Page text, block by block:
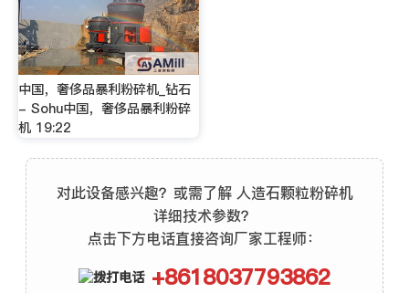
中国，奢侈品暴利粉碎机_钻石
- Sohu中国，奢侈品暴利粉碎
机 19:22
对此设备感兴趣？或需了解 人造石颗粒粉碎机
详细技术参数？
点击下方电话直接咨询厂家工程师：
+8618037793862